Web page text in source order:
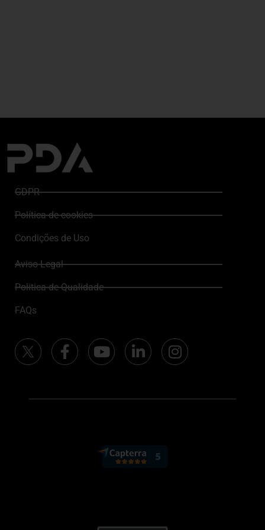
GDPR
Política de cookies
Condições de Uso
Aviso Legal
Politica de Qualidade
FAQs